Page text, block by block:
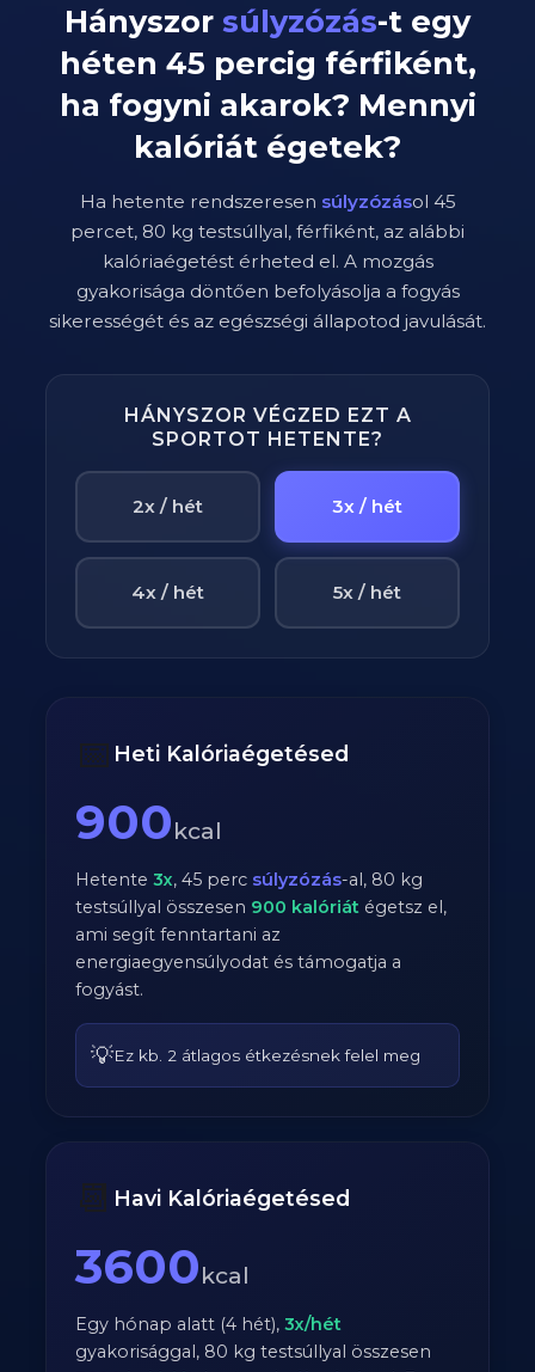
Hányszor súlyzózás-t egy
héten 45 percig férfiként,
ha fogyni akarok? Mennyi
kalóriát égetek?
Ha hetente rendszeresen súlyzózásol 45
percet, 80 kg testsúllyal, férfiként, az alábbi
kalóriaégetést érheted el. A mozgás
gyakorisága döntően befolyásolja a fogyás
sikerességét és az egészségi állapotod javulását.
HÁNYSZOR VÉGZED EZT A
SPORTOT HETENTE?
2x / hét 3x / hét
4x / hét 5x / hét
📅 Heti Kalóriaégetésed
900kcal
Hetente3x,45 perc súlyzózás-al, 80 kg
testsúllyal összesen 900 kalóriát égetsz el,
ami segít fenntartani az
energiaegyensúlyodat és támogatja a
fogyást.
💡Ez kb. 2 átlagos étkezésnek felel meg
📆 Havi Kalóriaégetésed
3600kcal
Egy hónap alatt (4 hét),3x/hét
gyakorisággal, 80 kg testsúllyal összesen